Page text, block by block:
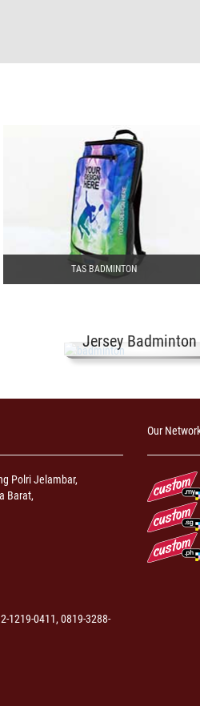
TAS BADMINTON
Jersey Badminton
Polri Jelambar,
Barat,
1219-0411, 0819-3288-
Our